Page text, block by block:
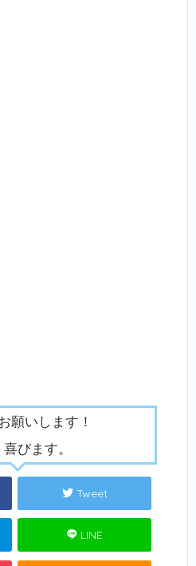
願いします！
びます。
Tweet
LINE